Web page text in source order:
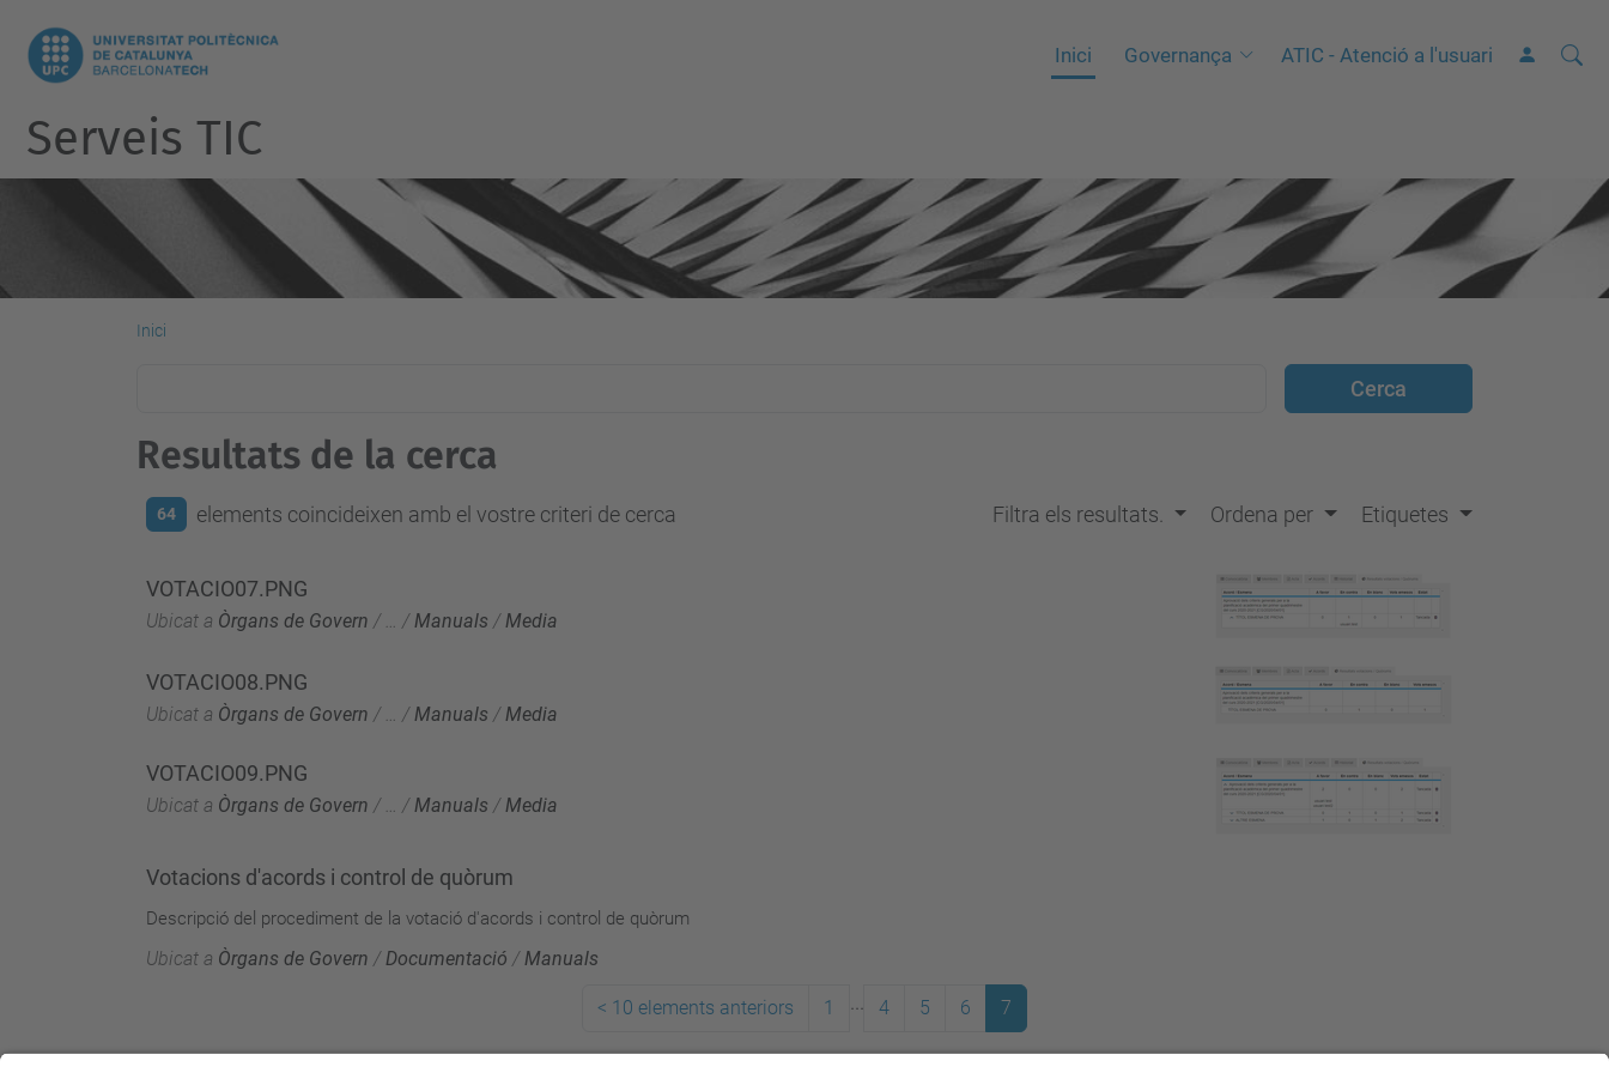
Inici Governança ATIC - Atenció a l'usuari Cerca
C
a
Serveis TIC
Inici
Resultats de la cerca
64 elements coincideixen amb el vostre criteri de cerca Filtra els resultats. Ordena per Etiquetes
VOTACIO07.PNG
Ubicat a Òrgans de Govern / / Manuals / Media
VOTACIO08.PNG
Ubicat a Òrgans de Govern / … /Manuals /Media
VOTACIO09.PNG
Ubicat a Òrgans de Govern / / Manuals / Media
Votacions d'acords i control de quòrum
Descripció del procediment de la votació d'acords i control de quòrum
Ubicat a Òrgans de Govern /Documentació /Manuals
< 10 elements anteriors 1 4 5 6 7